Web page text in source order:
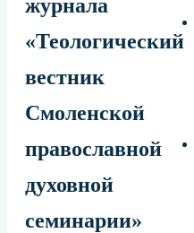
журнала
«Теологический
вестник
Смоленской
православной
духовной
семинарии»